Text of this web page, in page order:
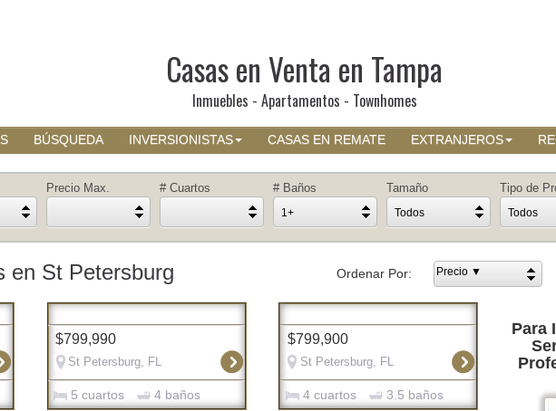
Casas en Venta en Tampa
Inmuebles - Apartamentos - Townhomes
BÚSQUEDA INVERSIONISTAS CASAS EN REMATE EXTRANJEROS
Precio Max. # Cuartos # Baños
1+
Tamaño
Todos
Tipo de
Todos
en St Petersburg Ordenar Por: Precio ▼
$799,990
St Petersburg, FL
5 cuartos 4 baños
$799,900
St Petersburg, FL
4 cuartos 3.5 baños
Para